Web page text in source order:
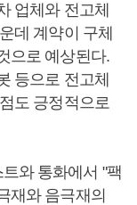
업체와 전고체
데 계약이 구체
으로 예상된다.
등으로 전고체
도 긍정적으로
와 통화에서 "팩
재와 음극재의